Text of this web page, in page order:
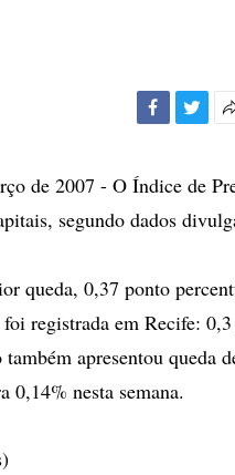
de 2007 - O Índice de
segundo dados
queda, 0,37 ponto
registrada em Recife:
apresentou queda
0,14% nesta semana.